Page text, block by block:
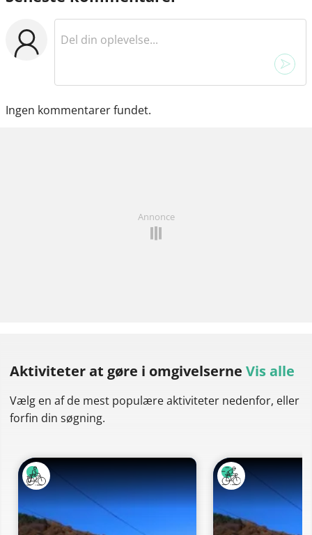
Ingen kommentarer fundet.
Annonce
Aktiviteter at gøre i omgivelserne Vis alle
Vælg en af de mest populære aktiviteter nedenfor, eller
forfin din søgning.